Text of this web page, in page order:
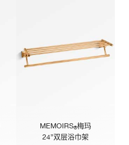
MEMOIRS®梅玛
24”双层浴巾架